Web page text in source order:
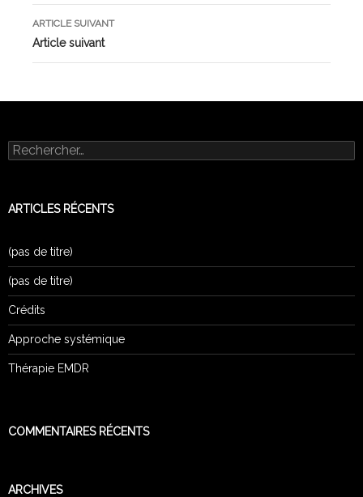
articles
ARTICLE SUIVANT
Article suivant
Rechercher :
ARTICLES RÉCENTS
(pas de titre)
(pas de titre)
Crédits
Approche systémique
Thérapie EMDR
COMMENTAIRES RÉCENTS
ARCHIVES